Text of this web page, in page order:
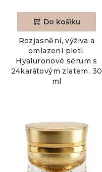
Do košíku
Rozjasnění, výživa a
omlazení pleti.
Hyaluronové sérum s
24karátovým zlatem. 30
ml